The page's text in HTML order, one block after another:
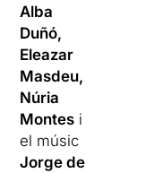
Alba
Duñó,
Eleazar
Masdeu,
Núria
Montes i
el músic
Jorge de